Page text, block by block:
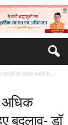
एवं सुचारू बनाने के...
अधिक
बदलाव- डॉ